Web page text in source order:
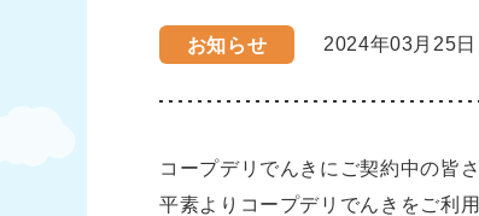
お知らせ 2024年03月25日
コープデリでんきにご契約中の皆
平素よりコープデリでんきをご利